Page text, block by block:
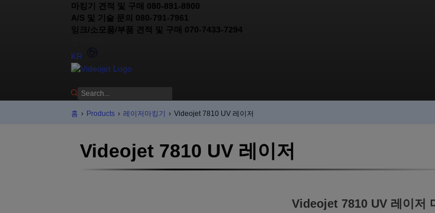
마킹기 견적 및 구매 080-891-8900
A/S 및 기술 문의 080-791-7961
잉크/소모품/부품 견적 및 구매 070-7433-7294
KR
홈 › Products › 레이저마킹기 › Videojet 7810 UV 레이저
Videojet 7810 UV 레이저
Videojet 7810 UV 레이저